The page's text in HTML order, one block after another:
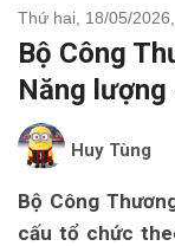
Thứ hai, 18/05/
Bộ Công
Năng lượng
Huy Tùng
Bộ Công
cấu tổ chức